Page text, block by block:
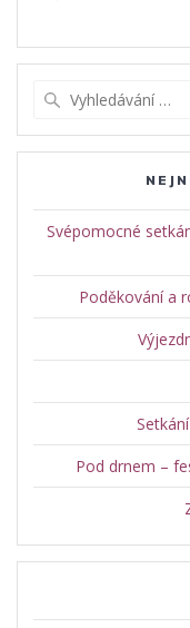
Svépomocné
Poděkování a
Pod drnem –